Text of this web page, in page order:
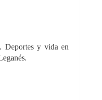
Deportes y vida en